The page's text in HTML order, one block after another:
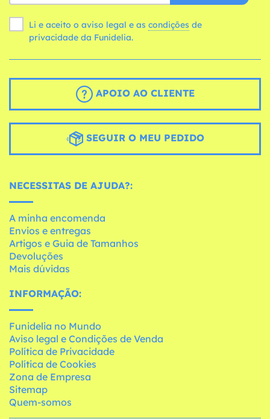
Li e aceito o aviso legal e as condições
privacidade da Funidelia.
APOIO AO CLIENTE
SEGUIR O MEU PEDIDO
NECESSITAS DE AJUDA?:
A minha encomenda
Envios e entregas
Artigos e Guia de Tamanhos
Devoluções
Mais dúvidas
INFORMAÇÃO:
Funidelia no Mundo
Aviso legal e Condições de Venda
Política de Privacidade
Política de Cookies
Zona de Empresa
Sitemap
Quem-somos